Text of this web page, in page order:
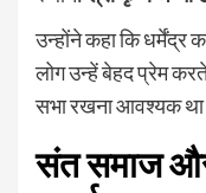
उन्होंने कहा कि धर्मेंद्र
लोग उन्हें बेहद प्रेम
सभा रखना आवश्यक
संत समाज